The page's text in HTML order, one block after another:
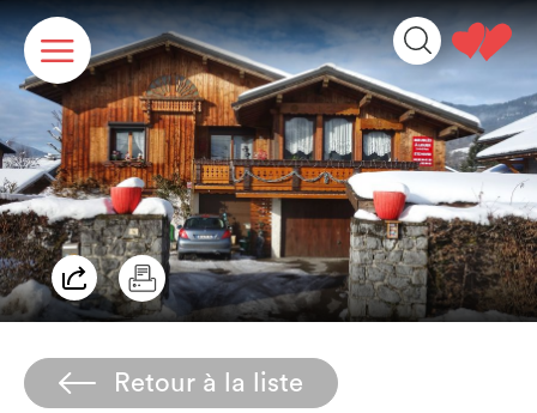
Retour à la liste
Panneau de gestion des cookies